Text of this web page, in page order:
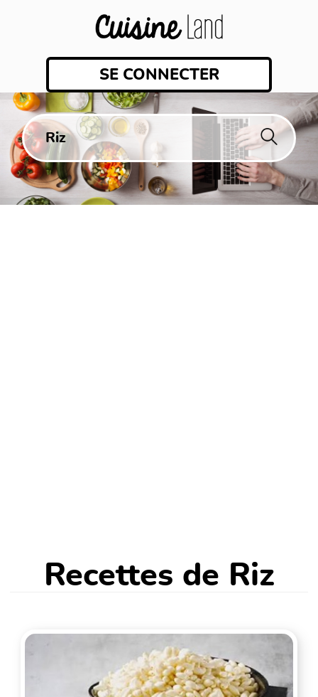
SE CONNECTER
Recettes de Riz